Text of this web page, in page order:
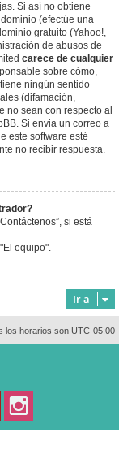
Si así no obtiene
(efectúe una
gratuito (Yahoo!,
de abusos de
carece de cualquier
sobre cómo,
ningún sentido
(difamación,
no sean con respecto al
Si envia un correo a
este software esté
no recibir respuesta.
si está
equipo".
Ir a
los horarios son UTC-05:00